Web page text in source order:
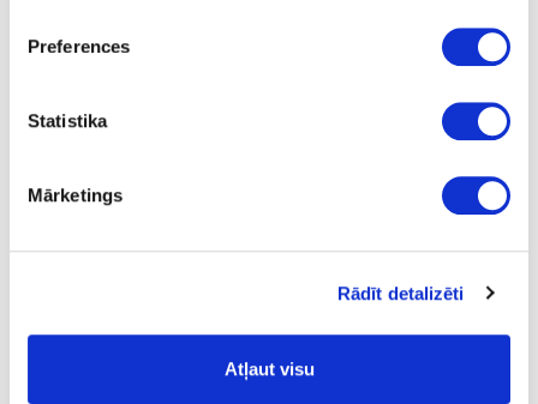
Preferences
Statistika
Mārketings
Rādīt detalizēti
Atļaut visu